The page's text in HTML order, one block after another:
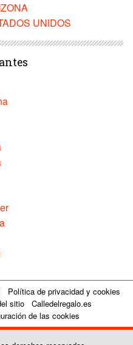
UNIDOS
Política de privacidad y cookies
sitio
Calledelregalo.es
de las cookies